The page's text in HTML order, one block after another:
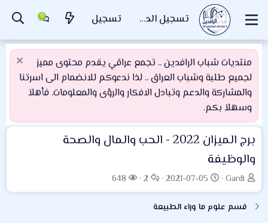
تسجيل الدخول تسجيل
منتديات شباب الرافدين .. تجمع عراقي يقدم محتوى مميز
لجميع طلبة وشباب العراق .. لذا ندعوكم للانضمام الى اسرتنا
والمشاركة والدعم وتبادل الافكار والرؤى والمعلومات. فأهلاَ
وسهلاَ بكم.
برج الميزان 2022 - الحب والمال والصحة
والوظيفة
ب
ا
د
Gardi
ت
ا
2021-07-05
ا
ل
2
ا
ل
648
قسم علوم ما وراء الطبيعة